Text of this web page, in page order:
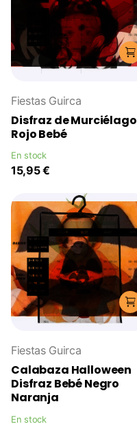
Fiestas Guirca
Disfraz de Murciélago
Rojo Bebé
En stock
15,95 €
Fiestas Guirca
Calabaza Halloween
Disfraz Bebé Negro
Naranja
En stock